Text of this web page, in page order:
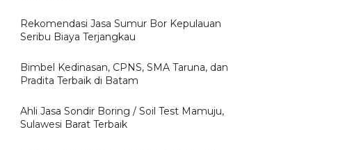
Rekomendasi Jasa Sumur Bor Kepulauan
Seribu Biaya Terjangkau
Bimbel Kedinasan, CPNS, SMA Taruna, dan
Pradita Terbaik di Batam
Ahli Jasa Sondir Boring / Soil Test Mamuju,
Sulawesi Barat Terbaik